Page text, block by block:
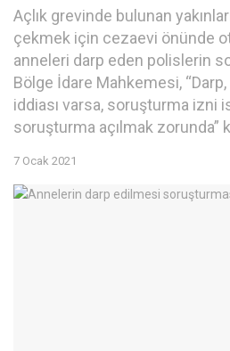
Açlık grevinde bulunan
çekmek için cezaevi önünde
anneleri darp eden polislerin
Bölge İdare Mahkemesi,
iddiası varsa, soruşturma izni
soruşturma açılmak zorunda”
7 Ocak 2021